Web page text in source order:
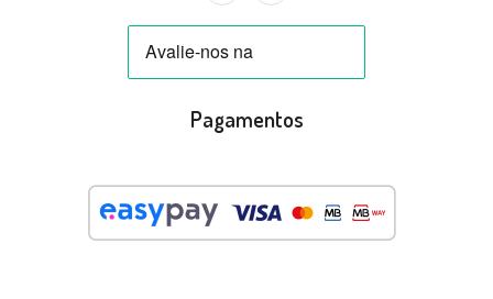
Pagamentos